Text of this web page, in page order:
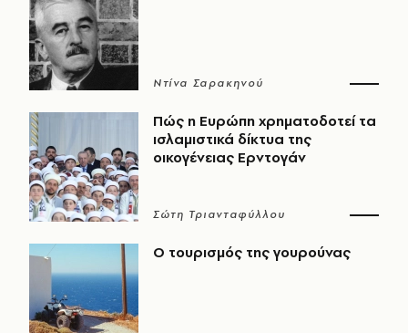
Ντίνα Σαρακηνού
Πώς η Ευρώπη χρηματοδοτεί τα
ισλαμιστικά δίκτυα της
οικογένειας Ερντογάν
Σώτη Τριανταφύλλου
Ο τουρισμός της γουρούνας